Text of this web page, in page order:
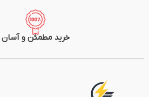
خرید مطمئن و آسان